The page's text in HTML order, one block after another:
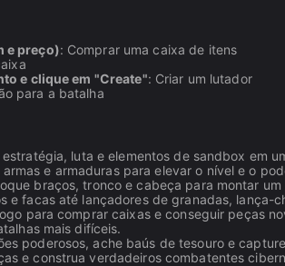
e preço): Comprar uma caixa de itens
e clique em "Create": Criar um lutador
para a batalha
luta e elementos de sandbox em
armas e armaduras para elevar o nível e o
braços, tronco e cabeça para montar
e facas até lançadores de granadas, lança-
para comprar caixas e conseguir peças
mais difíceis.
poderosos, ache baús de tesouro e
e construa verdadeiros combatentes